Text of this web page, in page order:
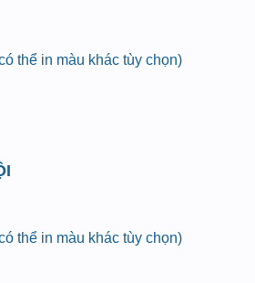
thể in màu khác tùy chọn)
thể in màu khác tùy chọn)